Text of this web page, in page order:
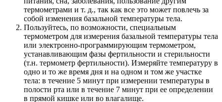
термометрами и т. д., так как все это может повлечь за
собой изменения базальной температуры тела.
Пользуйтесь, по возможности, специальным
термометром для измерения базальной температуры тела
или электронно-программирующим термометром,
устанавливающим фазы фертильности и стерильности
(т.н. термометр фертильности). Измеряйте температуру в
одно и то же время дня и на одном и том же участке
тела: в течение 5 минут при измерении температуры в
полости рта или в течение 7 минут при ее определении
в прямой кишке или во влагалище.